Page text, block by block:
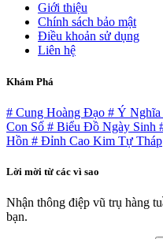
Giới thiệu
Chính sách bảo mật
Điều khoản sử dụng
Liên hệ
Khám Phá
# Cung Hoàng Đạo # Ý Nghĩa
Con Số # Biểu Đồ Ngày Sinh
Hồn # Đỉnh Cao Kim Tự Tháp
Lời mời từ các vì sao
Nhận thông điệp vũ trụ hàng
bạn.